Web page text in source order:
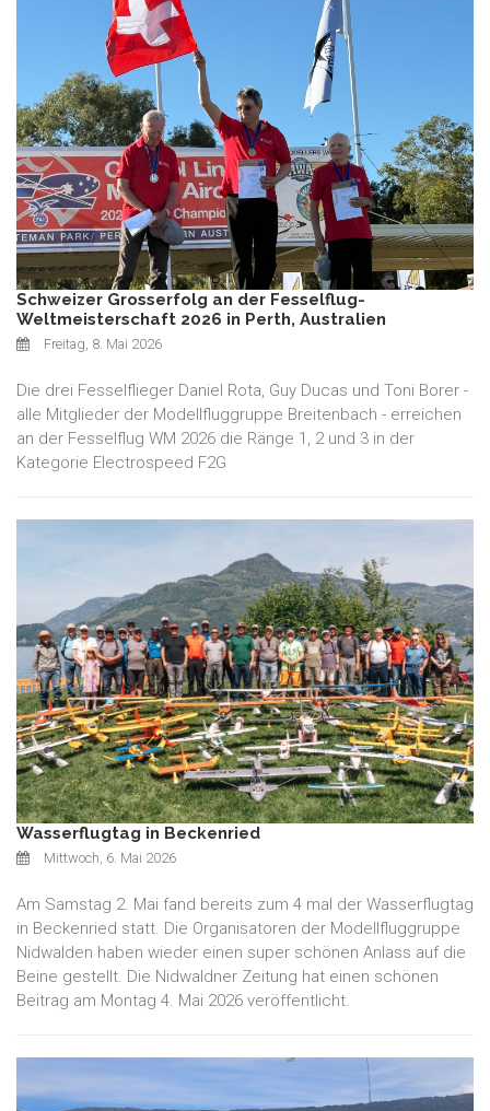
Schweizer Grosserfolg an der Fesselflug-
Weltmeisterschaft 2026 in Perth, Australien
Freitag, 8. Mai 2026
Die drei Fesselflieger Daniel Rota, Guy Ducas und Toni Borer -
alle Mitglieder der Modellfluggruppe Breitenbach - erreichen
an der Fesselflug WM 2026 die Ränge 1, 2 und 3 in der
Kategorie Electrospeed F2G
Wasserflugtag in Beckenried
Mittwoch, 6. Mai 2026
Am Samstag 2. Mai fand bereits zum 4 mal der Wasserflugtag
in Beckenried statt. Die Organisatoren der Modellfluggruppe
Nidwalden haben wieder einen super schönen Anlass auf die
Beine gestellt. Die Nidwaldner Zeitung hat einen schönen
Beitrag am Montag 4. Mai 2026 veröffentlicht.